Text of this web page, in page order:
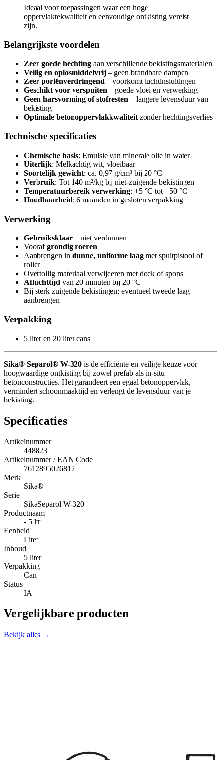
Ideaal voor toepassingen waar een hoge
oppervlaktekwaliteit en eenvoudige ontkisting vereist
zijn.
Belangrijkste voordelen
Zeer goede hechting aan verschillende bekistingsmaterialen
Veilig en oplosmiddelvrij – geen brandbare dampen
Zeer poriënverdringend – voorkomt luchtinsluitingen
Geschikt voor verspuiten – goede vloei en verwerking
Geen harsvorming of stofresten – langere levensduur van
bekisting
Optimale betonoppervlakkwaliteitzonder hechtingsverlies
Technische specificaties
Chemische basis: Emulsie van minerale olie in water
Uiterlijk: Melkachtig wit, vloeibaar
Soortelijk gewicht: ca. 0,97 g/cm³ bij 20 °C
Verbruik: Tot 140 m²/kg bij niet-zuigende bekistingen
Temperatuurbereik verwerking: +5 °C tot +50 °C
Houdbaarheid: 6 maanden in gesloten verpakking
Verwerking
Gebruiksklaar – niet verdunnen
Voorafgrondig roeren
Aanbrengen in dunne, uniforme laag met spuitpistool of
roller
Overtollig materiaal verwijderen met doek of spons
Afluchttijd van 20 minuten bij 20 °C
Bij sterk zuigende bekistingen: eventueel tweede laag
aanbrengen
Verpakking
5 liter en 20 liter cans
Sika® Separol® W-320 is de efficiënte en veilige keuze voor
hoogwaardige ontkisting bij zowel prefab als in-situ
betonconstructies. Het garandeert een egaal betonoppervlak,
vermindert schoonmaaktijd en verlengt de levensduur van je
bekisting.
Specificaties
Artikelnummer
448823
Artikelnummer / EAN Code
7612895026817
Merk
Sika®
Serie
SikaSeparol W-320
Productnaam
- 5 ltr
Eenheid
Liter
Inhoud
5 liter
Verpakking
Can
Status
IA
Vergelijkbare producten
Bekijk alles →